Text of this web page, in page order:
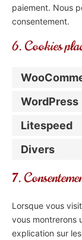
paiement. Nous
consentement.
6. Cookies
WordPress
Litespeed
Divers
7.
Lorsque vous
vous montrerons
explication sur